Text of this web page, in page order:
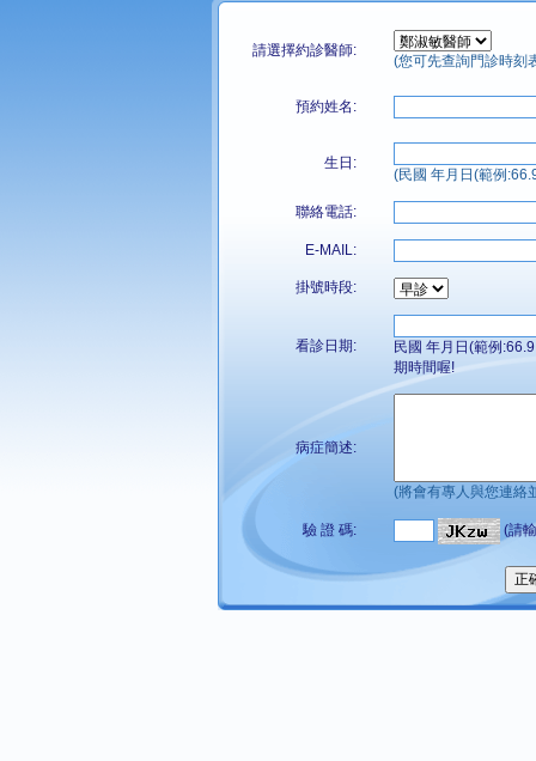
請選擇約診醫師:
(您可先查詢門診時刻
預約姓名:
生日:
(民國 年月日(範例
聯絡電話:
E-MAIL:
掛號時段:
看診日期:
民國 年月日(範例
期時間喔!
病症簡述:
(將會有專人與您連絡
驗 證 碼: (請